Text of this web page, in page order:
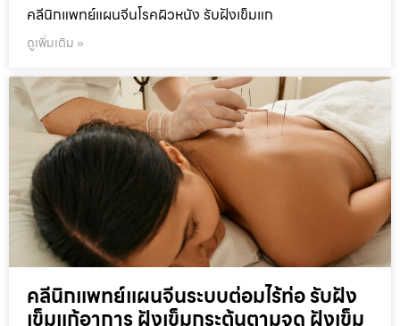
คลีนิกแพทย์แผนจีนโรคผิวหนัง รับฝังเข็มแก
ดูเพิ่มเติม »
คลีนิกแพทย์แผนจีนระบบต่อมไร้ท่อ รับฝัง
เข็มแก้อาการ ฝังเข็มกระตุ้นตามจุด ฝังเข็ม